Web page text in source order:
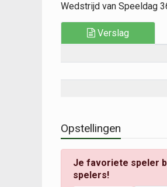
Wedstrijd van Speeldag
Verslag
Opstellingen
Je favoriete speler
spelers!